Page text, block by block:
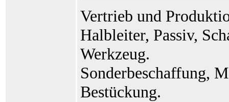
Vertrieb und
Halbleiter, Passiv,
Werkzeug.
Sonderbeschaffung,
Bestückung.